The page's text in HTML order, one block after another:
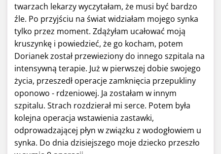
twarzach lekarzy wyczytałam, że musi być bardzo
źle. Po przyjściu na świat widziałam mojego synka
tylko przez moment. Zdążyłam ucałować moją
kruszynkę i powiedzieć, że go kocham, potem
Dorianek został przewieziony do innego szpitala na
intensywną terapie. Już w pierwszej dobie swojego
życia, przeszedł operacje zamknięcia przepukliny
oponowo - rdzeniowej. Ja zostałam w innym
szpitalu. Strach rozdzierał mi serce. Potem była
kolejna operacja wstawienia zastawki,
odprowadzającej płyn w związku z wodogłowiem u
synka. Do dnia dzisiejszego moje dziecko przeszło